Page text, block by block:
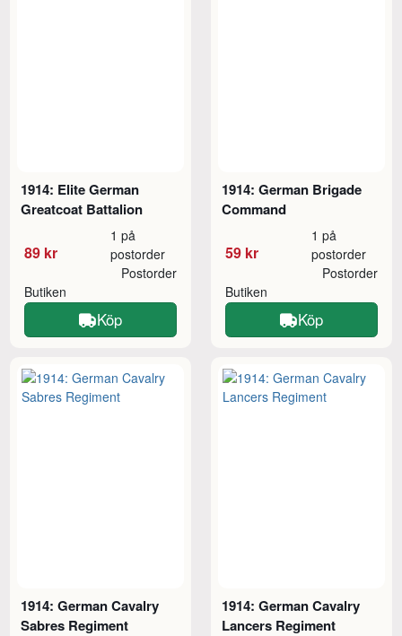
1914: Elite German
Greatcoat Battalion
89 kr
1 på
postorder
Butiken
Postorder
Köp
1914: German Brigade
Command
59 kr
1 på
postorder
Butiken
Postorder
Köp
1914: German Cavalry
Sabres Regiment
1914: German Cavalry
Lancers Regiment